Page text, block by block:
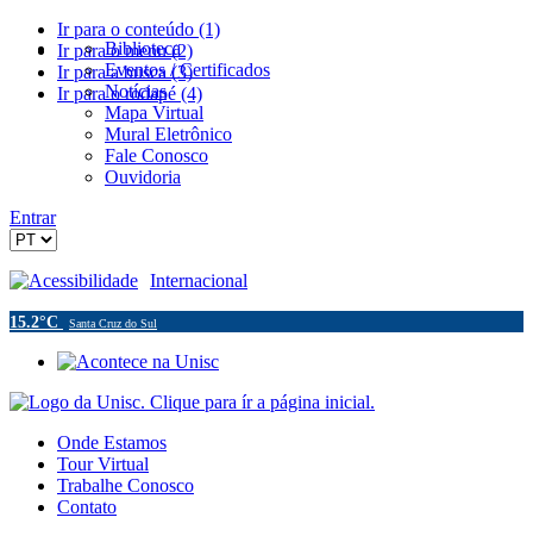
Ir para o conteúdo (1)
Ir para o menu (2)
Ir para a busca (3)
Ir para o rodapé (4)
Biblioteca
Eventos / Certificados
Notícias
Mapa Virtual
Mural Eletrônico
Fale Conosco
Ouvidoria
Entrar
Acessibilidade Internacional
15.2°C Santa Cruz do Sul
Onde Estamos
Tour Virtual
Trabalhe Conosco
Contato